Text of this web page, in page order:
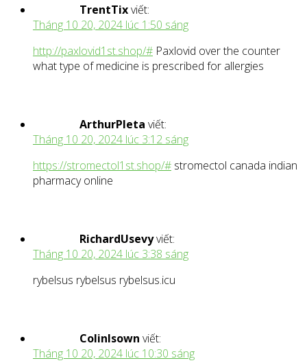
TrentTixviết:
Tháng 10 20, 2024 lúc 1:50 sáng
http://paxlovid1st.shop/# Paxlovid over the counter
what type of medicine is prescribed for allergies
ArthurPleta viết:
Tháng 10 20, 2024 lúc 3:12 sáng
https://stromectol1st.shop/# stromectol canada indian
pharmacy online
RichardUsevyviết:
Tháng 10 20, 2024 lúc 3:38 sáng
rybelsus rybelsus rybelsus.icu
ColinIsown viết:
Tháng 10 20, 2024 lúc 10:30 sáng